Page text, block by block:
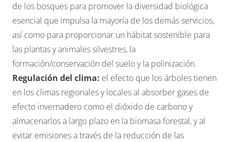
de los bosques para promover la diversidad biológica
esencial que impulsa la mayoría de los demás servicios,
así como para proporcionar un hábitat sostenible para
las plantas y animales silvestres, la
formación/conservación del suelo y la polinización.
Regulación del clima: el efecto que los árboles tienen
en los climas regionales y locales al absorber gases de
efecto invernadero como el dióxido de carbono y
almacenarlos a largo plazo en la biomasa forestal, y al
evitar emisiones a través de la reducción de las